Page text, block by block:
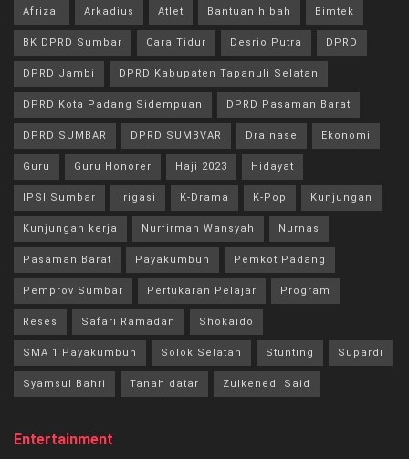
Afrizal Arkadius Atlet Bantuan hibah Bimtek
BK DPRD Sumbar Cara Tidur Desrio Putra DPRD
DPRD Jambi DPRD Kabupaten Tapanuli Selatan
DPRD Kota Padang Sidempuan DPRD Pasaman Barat
DPRD SUMBAR DPRD SUMBVAR Drainase Ekonomi
Guru Guru Honorer Haji 2023 Hidayat
IPSI Sumbar Irigasi K-Drama K-Pop Kunjungan
Kunjungan kerja Nurfirman Wansyah Nurnas
Pasaman Barat Payakumbuh Pemkot Padang
Pemprov Sumbar Pertukaran Pelajar Program
Reses Safari Ramadan Shokaido
SMA 1 Payakumbuh Solok Selatan Stunting Supardi
Syamsul Bahri Tanah datar Zulkenedi Said
Entertainment